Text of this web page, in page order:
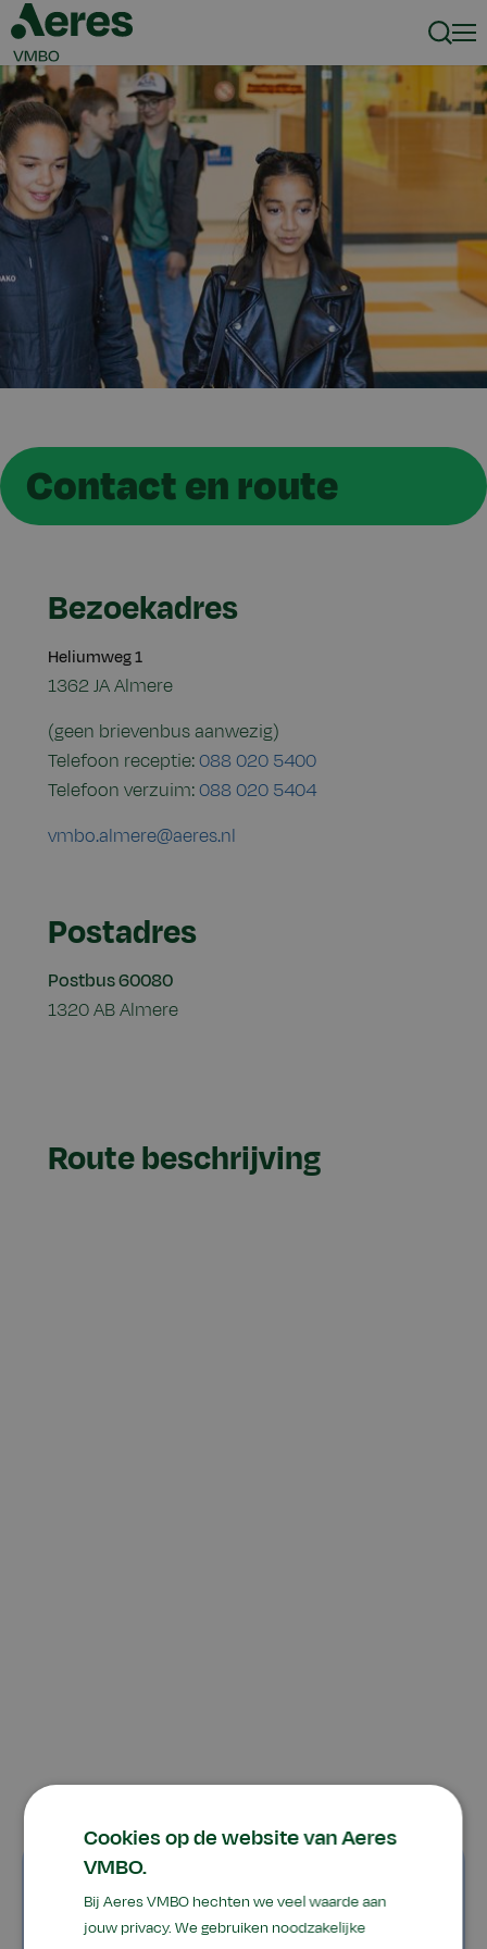
Contact en route
Bezoekadres
Heliumweg 1
1362 JA Almere
(geen brievenbus aanwezig)
Telefoon receptie:088 020 5400
Telefoon verzuim:088 020 5404
vmbo.almere@aeres.nl
Postadres
Postbus 60080
1320 AB Almere
Route beschrijving
Schoolleiding
Directeur: de heer Y. Kok, Msc
Cookies op de website van Aeres
VMBO.
Bij Aeres VMBO hechten we veel waarde aan
jouw privacy. We gebruiken noodzakelijke